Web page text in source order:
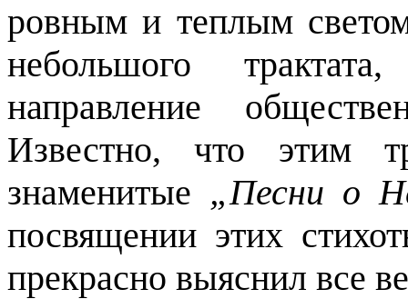
ровным и теплым
небольшого
направление
Известно, что этим
знаменитые „Песни о
посвящении этих
прекрасно выяснил все